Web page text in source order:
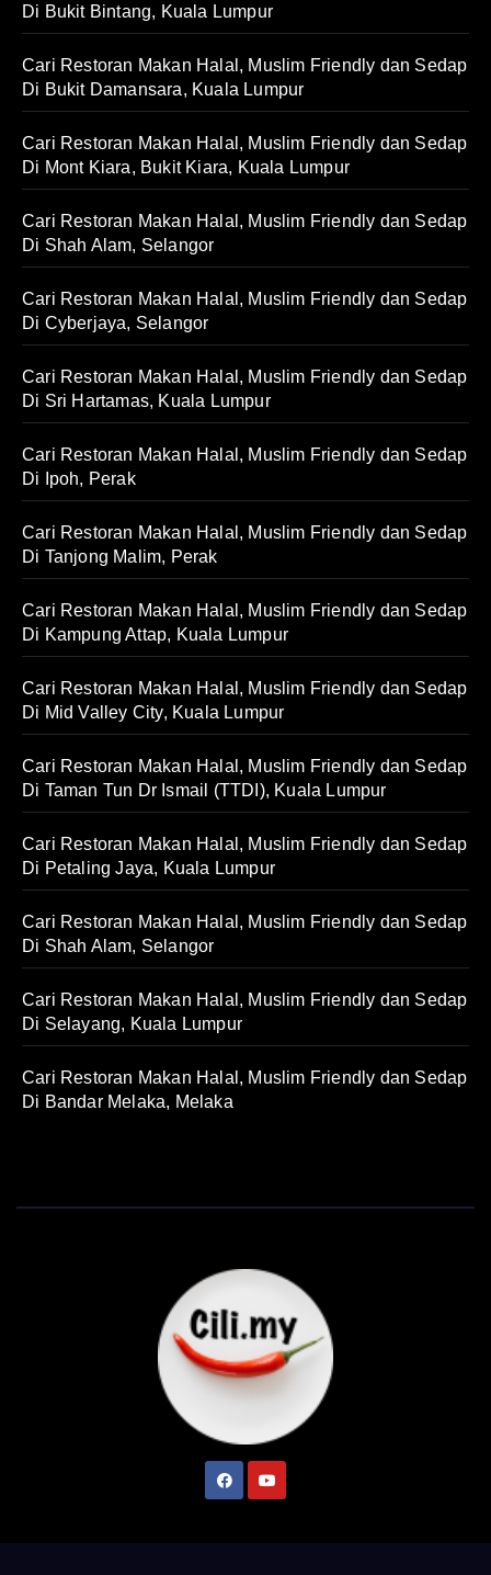
Di Bukit Bintang, Kuala Lumpur
Cari Restoran Makan Halal, Muslim Friendly dan Sedap
Di Bukit Damansara, Kuala Lumpur
Cari Restoran Makan Halal, Muslim Friendly dan Sedap
Di Mont Kiara, Bukit Kiara, Kuala Lumpur
Cari Restoran Makan Halal, Muslim Friendly dan Sedap
Di Shah Alam, Selangor
Cari Restoran Makan Halal, Muslim Friendly dan Sedap
Di Cyberjaya, Selangor
Cari Restoran Makan Halal, Muslim Friendly dan Sedap
Di Sri Hartamas, Kuala Lumpur
Cari Restoran Makan Halal, Muslim Friendly dan Sedap
Di Ipoh, Perak
Cari Restoran Makan Halal, Muslim Friendly dan Sedap
Di Tanjong Malim, Perak
Cari Restoran Makan Halal, Muslim Friendly dan Sedap
Di Kampung Attap, Kuala Lumpur
Cari Restoran Makan Halal, Muslim Friendly dan Sedap
Di Mid Valley City, Kuala Lumpur
Cari Restoran Makan Halal, Muslim Friendly dan Sedap
Di Taman Tun Dr Ismail (TTDI), Kuala Lumpur
Cari Restoran Makan Halal, Muslim Friendly dan Sedap
Di Petaling Jaya, Kuala Lumpur
Cari Restoran Makan Halal, Muslim Friendly dan Sedap
Di Shah Alam, Selangor
Cari Restoran Makan Halal, Muslim Friendly dan Sedap
Di Selayang, Kuala Lumpur
Cari Restoran Makan Halal, Muslim Friendly dan Sedap
Di Bandar Melaka, Melaka